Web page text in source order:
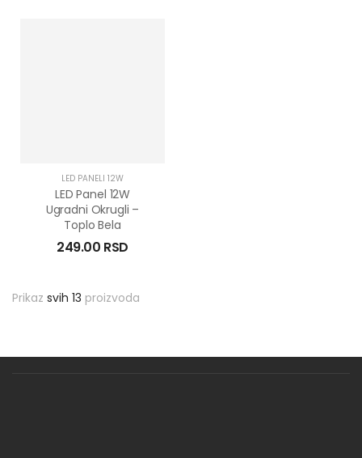
LED PANELI 12W
LED Panel 12W
Ugradni Okrugli –
Toplo Bela
249.00 RSD
Prikaz svih 13 proizvoda